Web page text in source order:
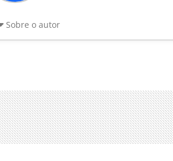
Sobre o autor